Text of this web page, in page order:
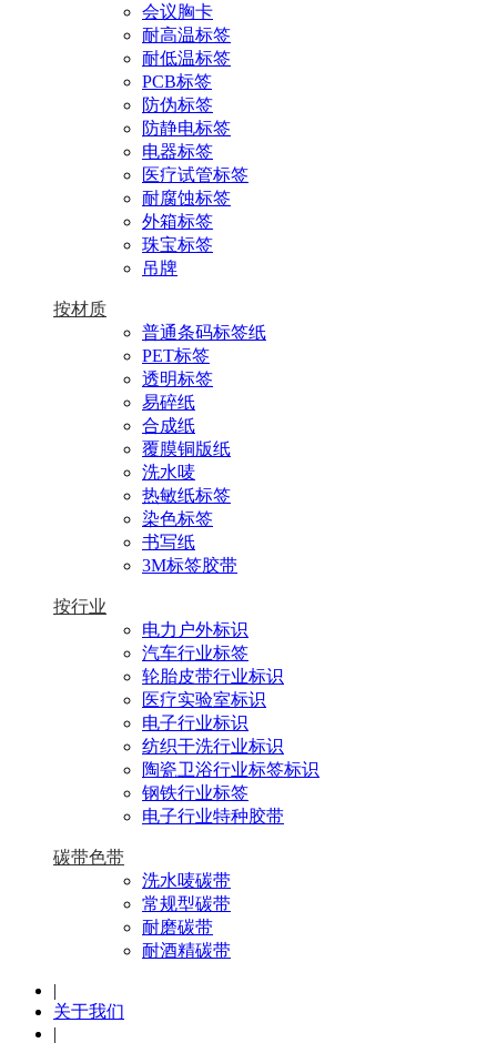
会议胸卡
耐高温标签
耐低温标签
PCB标签
防伪标签
防静电标签
电器标签
医疗试管标签
耐腐蚀标签
外箱标签
珠宝标签
吊牌
按材质
普通条码标签纸
PET标签
透明标签
易碎纸
合成纸
覆膜铜版纸
洗水唛
热敏纸标签
染色标签
书写纸
3M标签胶带
按行业
电力户外标识
汽车行业标签
轮胎皮带行业标识
医疗实验室标识
电子行业标识
纺织干洗行业标识
陶瓷卫浴行业标签标识
钢铁行业标签
电子行业特种胶带
碳带色带
洗水唛碳带
常规型碳带
耐磨碳带
耐酒精碳带
|
关于我们
|